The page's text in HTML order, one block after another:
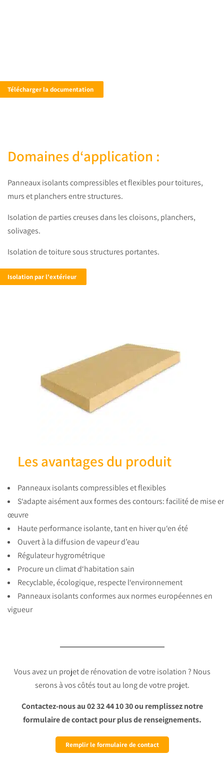
Télécharger la documentation
Domaines d‘application :
Panneaux isolants compressibleset flexibles pour toitures,
murs etplanchers entre structures.
Isolation de parties creuses dans les cloisons, planchers,
solivages.
Isolation de toiture sousstructures portantes.
Isolation par l'extérieur
Les avantages du produit
Panneaux isolants compressibles et flexibles
S‘adapte aisément aux formes des contours: facilité de mise
œuvre
Haute performance isolante, tant en hiver qu‘en été
Ouvert à la diffusion de vapeur d’eau
Régulateur hygrométrique
Procure un climat d‘habitation sain
Recyclable, écologique, respecte l‘environnement
Panneaux isolants conformes aux normes européennes en
vigueur
Vous avez un projet de rénovation de votre isolation ? Nous
serons à vos côtés tout au long de votre projet.
Contactez-nous au 02 32 44 10 30 ou remplissez notre
formulaire de contactpour plus de renseignements.
Remplir le formulaire de contact